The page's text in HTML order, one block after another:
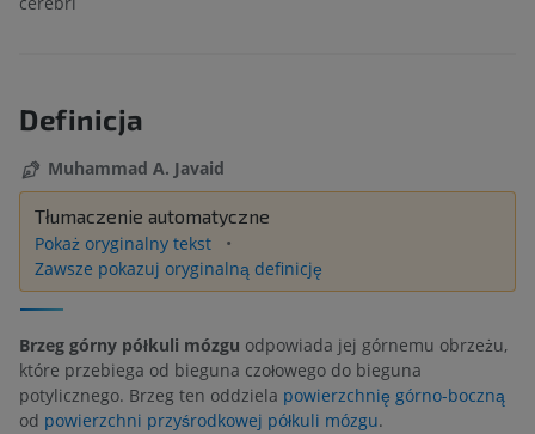
Definicja
Muhammad A. Javaid
Tłumaczenie automatyczne
Pokaż oryginalny tekst
Zawsze pokazuj oryginalną definicję
Brzeg górny półkuli mózgu odpowiada jej górnemu obrzeżu,
które przebiega od bieguna czołowego do bieguna
potylicznego. Brzeg ten oddziela powierzchnię górno-boczną
od powierzchni przyśrodkowej półkuli mózgu.